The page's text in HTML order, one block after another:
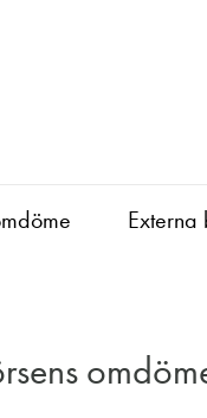
Externa